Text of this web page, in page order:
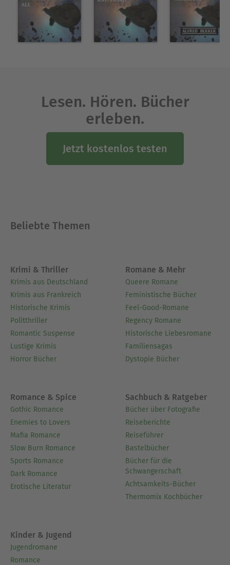
Lesen. Hören. Bücher
erleben.
Jetzt kostenlos testen
Beliebte Themen
Krimi & Thriller
Krimis aus Deutschland
Krimis aus Frankreich
Historische Krimis
Politthriller
Romantic Suspense
Lustige Krimis
Horror Bücher
Romane & Mehr
Queere Romane
Feministische Bücher
Feel-Good-Romane
Regency Romane
Historische Liebesromane
Familiensagas
Dystopie Bücher
Romance & Spice
Gothic Romance
Enemies to Lovers
Mafia Romance
Slow Burn Romance
Sports Romance
Dark Romance
Erotische Literatur
Sachbuch & Ratgeber
Bücher über Fotografie
Reiseberichte
Reiseführer
Bastelbücher
Bücher für die
Schwangerschaft
Achtsamkeits-Bücher
Thermomix Kochbücher
Kinder & Jugend
Jugendromane
Romance